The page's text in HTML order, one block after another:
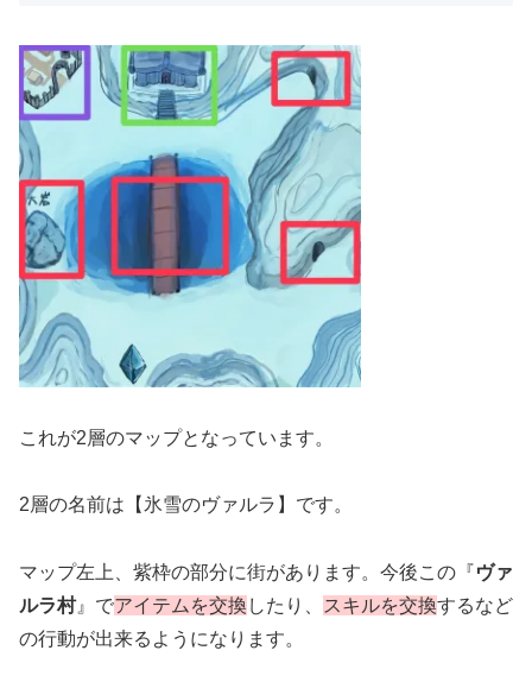
これが2層のマップとなっています。
2層の名前は【氷雪のヴァルラ】です。
マップ左上、紫枠の部分に街があります。今後この『ヴァ
ルラ村』でアイテムを交換 したり、 スキルを交換するなど
の行動が出来るようになります。